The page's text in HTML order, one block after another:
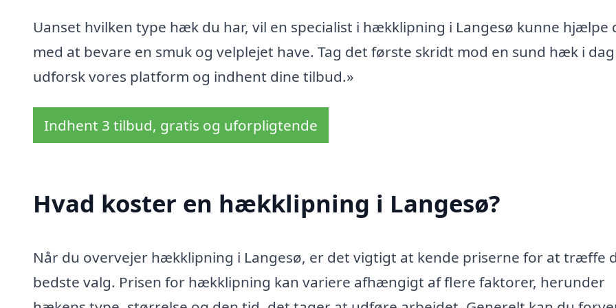
Uanset hvilken type hæk du har, vil en specialist i hækklipning i Langesø kunne hjælpe
med at bevare en smuk og velplejet have. Tag det første skridt mod en sund hæk i dag
udforsk vores platform og indhent dine tilbud.»
Indhent 3 tilbud, gratis og uforpligtende
Hvad koster en hækklipning i Langesø?
Når du overvejer hækklipning i Langesø, er det vigtigt at kende priserne for at træffe
bedste valg. Prisen for hækklipning kan variere afhængigt af flere faktorer, herunder